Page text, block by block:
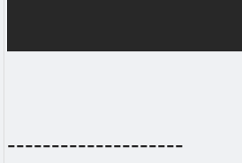
--------------------